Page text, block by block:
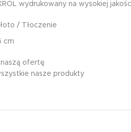
wydrukowany na wysokiej
/ Tłoczenie
cm
ofertę
nasze produkty